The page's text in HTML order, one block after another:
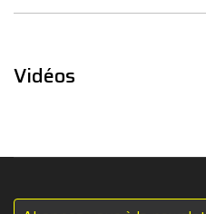
Vidéos